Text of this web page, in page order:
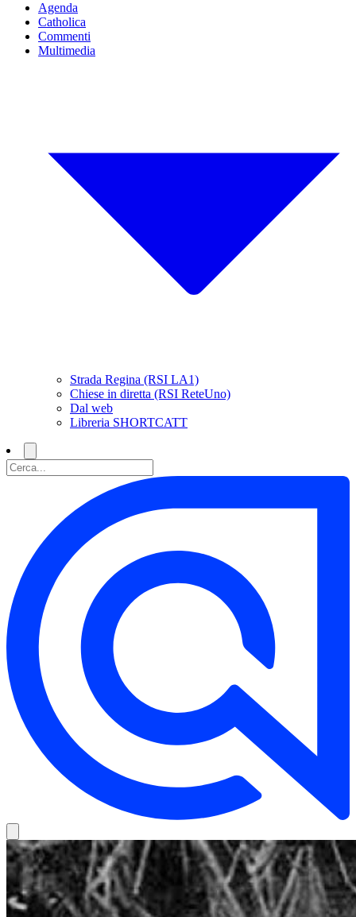
Agenda
Catholica
Commenti
Multimedia
Strada Regina (RSI LA1)
Chiese in diretta (RSI ReteUno)
Dal web
Libreria SHORTCATT